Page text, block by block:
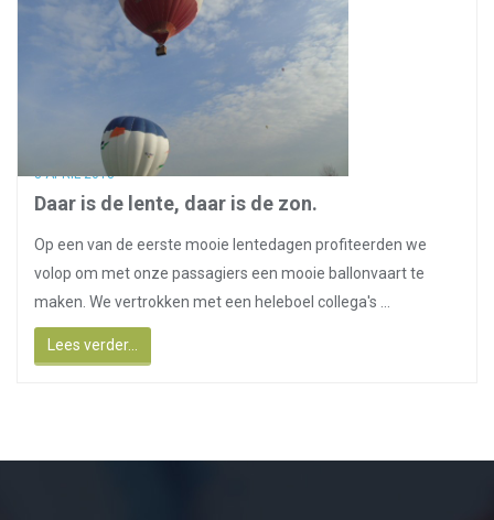
8 APRIL 2018
Daar is de lente, daar is de zon.
Op een van de eerste mooie lentedagen profiteerden we
volop om met onze passagiers een mooie ballonvaart te
maken. We vertrokken met een heleboel collega's ...
Lees verder...